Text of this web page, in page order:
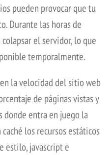
pueden provocar que tu
Durante las horas de
el servidor, lo que
temporalmente.
la velocidad del sitio web
de páginas vistas y
donde entra en juego la
caché los recursos estáticos
estilo, javascript e